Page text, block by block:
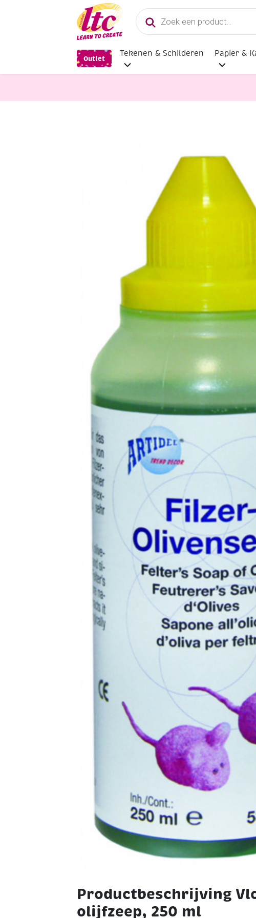
Producten
zoeken
Outlet
Tekenen & Schilderen Papier &
Vloeibare olijfzeep, 250
Productbeschrijving
olijfzeep, 250 ml